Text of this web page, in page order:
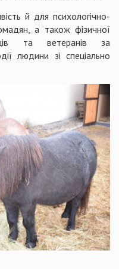
й для психологічно-
а також фізичної
та ветеранів за
людини зі спеціально